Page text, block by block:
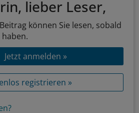
lieber Leser,
können Sie lesen, sobald
haben.
Jetzt anmelden »
registrieren »